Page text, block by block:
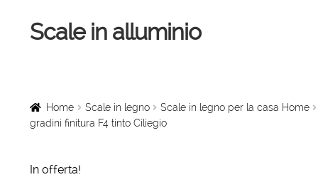
Vai
alla
Vai
al
Scale in alluminio
Scale a chiocciola
Home Scale in legno
Scale in legno per la casa Home
gradini finitura F4 tinto Ciliegio
In offerta!